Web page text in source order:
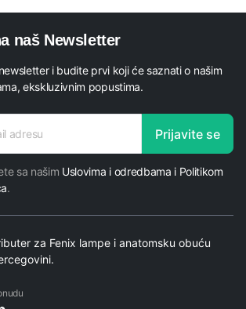
naš Newsletter
i budite prvi koji će saznati o našim
ekskluzivnim popustima.
Prijavite se
sa našim Uslovima i odredbama i Politikom
.
za Fenix lampe i anatomsku obuću